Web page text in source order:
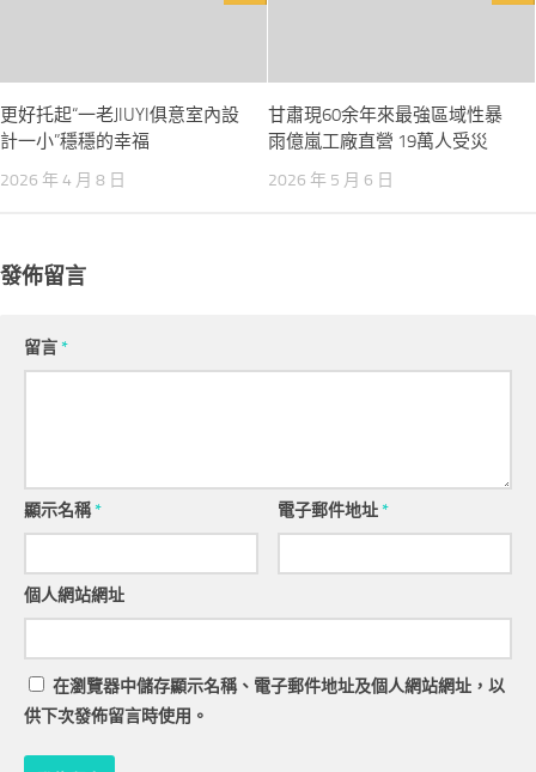
更好托起“一老JIUYI俱意室內設
計一小”穩穩的幸福
2026 年 4 月 8 日
甘肅現60余年來最強區域性暴
雨億嵐工廠直營 19萬人受災
2026 年 5 月 6 日
發佈留言
留言*
顯示名稱* 電子郵件地址*
個人網站網址
在瀏覽器中儲存顯示名稱、電子郵件地址及個人網站網址，以
供下次發佈留言時使用。